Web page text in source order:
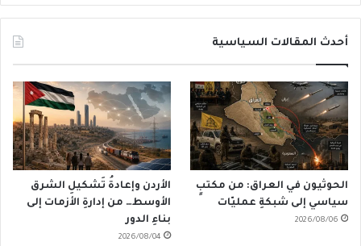
أحدث المقالات السياسية
الحوثيون في العراق: من مكتبٍ
سياسي إلى شبكةِ عمليّات
2026/08/06
الأردن وإعادةُ تَشكيلِ الشرق
الأوسط… من إدارةِ الأزمات إلى
بناءِ الدور
2026/08/04